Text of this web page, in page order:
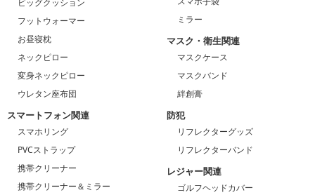
ビッグクッション
フットウォーマー
お昼寝枕
ネックピロー
変身ネックピロー
ウレタン座布団
スマートフォン関連
スマホリング
PVCストラップ
携帯クリーナー
携帯クリーナー＆ミラー
ミラー
マスク・衛生関連
マスクケース
マスクバンド
絆創膏
防犯
リフレクターグッズ
リフレクターバンド
レジャー関連
ゴルフヘッドカバー